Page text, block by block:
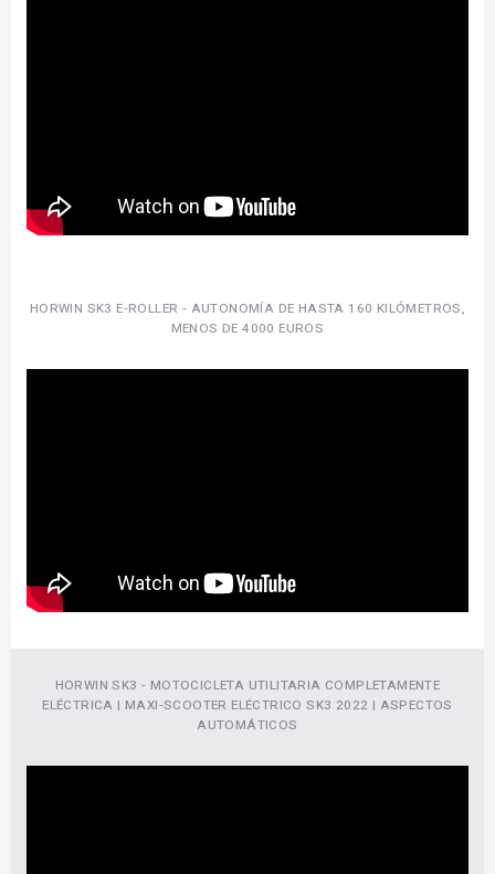
HORWIN SK3 E-ROLLER - AUTONOMÍA DE HASTA 160 KILÓMETROS,
MENOS DE 4000 EUROS
HORWIN SK3 - MOTOCICLETA UTILITARIA COMPLETAMENTE
ELÉCTRICA | MAXI-SCOOTER ELÉCTRICO SK3 2022 | ASPECTOS
AUTOMÁTICOS